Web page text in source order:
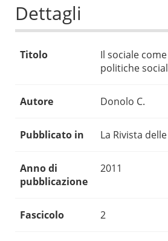
Dettagli
Titolo
Il sociale
politiche
Autore Donolo C.
Pubblicato in La Rivista
Anno di
pubblicazione
2011
Fascicolo 2